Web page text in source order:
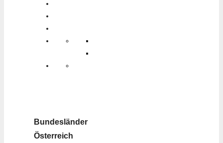
Bundesländer
Österreich